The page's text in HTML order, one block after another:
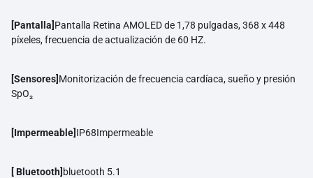
[Pantalla] Pantalla Retina AMOLED de 1,78 pulgadas, 368 x 448
píxeles, frecuencia de actualización de 60 HZ.
[Sensores] Monitorización de frecuencia cardíaca, sueño y presión
SpO₂
[Impermeable] IP68Impermeable
[ Bluetooth] bluetooth 5.1